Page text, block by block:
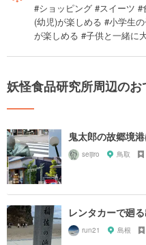
#ショッピング #スイーツ
(幼児)が楽しめる #小学生
が楽しめる #子供と一緒に
妖怪食品研究所周辺の
鬼太郎の故郷境
seijiro 鳥取
レンタカーで廻
run21 島根